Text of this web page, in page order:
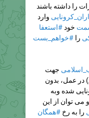
را داشته باشند
وارد
خود #استعفا
را #خواهم_بست
جهت
در عمل، بدون
شده وبه
می توان از این
را به رخ #همگان